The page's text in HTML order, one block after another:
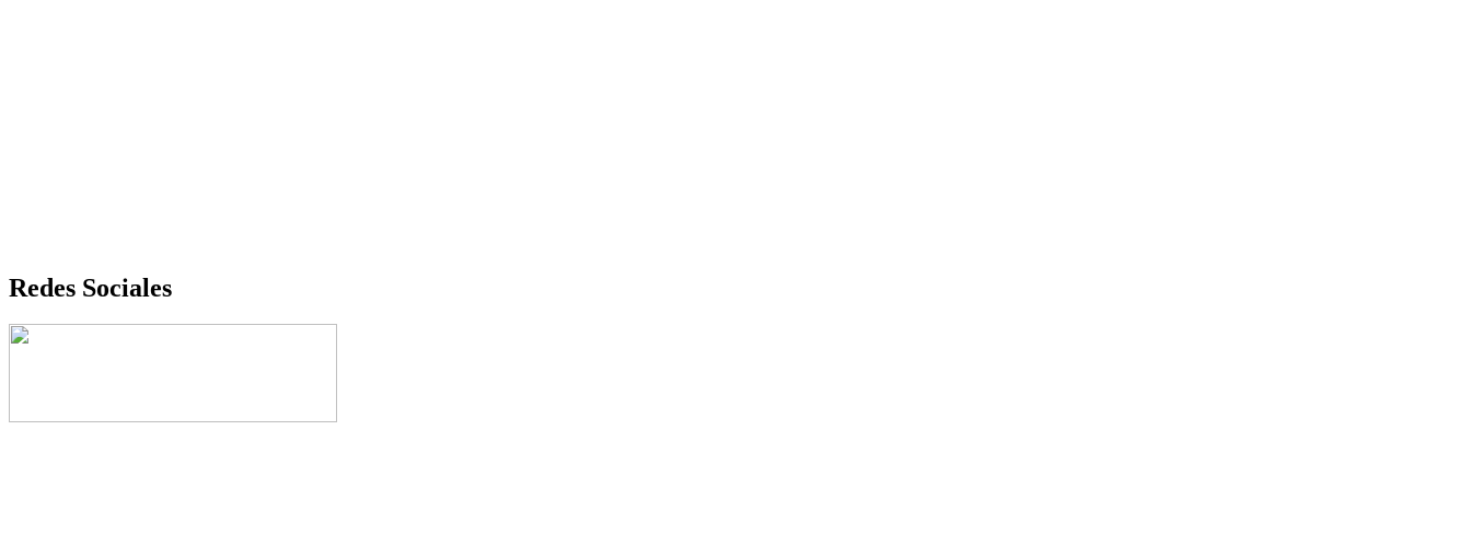
Redes Sociales